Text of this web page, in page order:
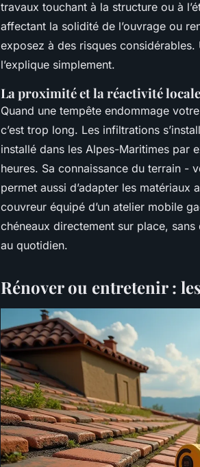
travaux touchant à la structure ou à
affectant la solidité de l’ouvrage ou
exposez à des risques considérables.
l’explique simplement.
La proximité et la réactivité locale
Quand une tempête endommage
c’est trop long. Les infiltrations
installé dans les Alpes-Maritimes par
heures. Sa connaissance du terrain -
permet aussi d’adapter les
couvreur équipé d’un atelier mobile
chéneaux directement sur place,
au quotidien.
Rénover ou entretenir :